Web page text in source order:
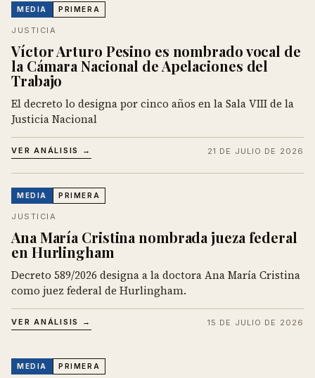
MEDIA PRIMERA
JUSTICIA
Víctor Arturo Pesino es nombrado vocal de
la Cámara Nacional de Apelaciones del
Trabajo
El decreto lo designa por cinco años en la Sala VIII de la
Justicia Nacional
VER ANÁLISIS → 21 DE JULIO DE 2026
MEDIA PRIMERA
JUSTICIA
Ana María Cristina nombrada jueza federal
en Hurlingham
Decreto 589/2026 designa a la doctora Ana María Cristina
como juez federal de Hurlingham.
VER ANÁLISIS → 15 DE JULIO DE 2026
MEDIA PRIMERA